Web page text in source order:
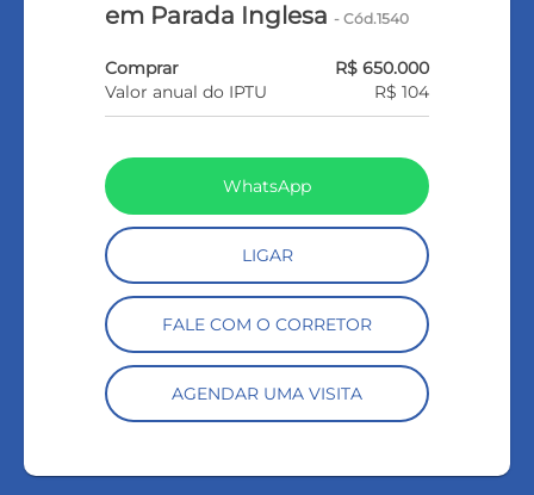
em Parada Inglesa - Cód.1540
Comprar
R$ 650.000
Valor anual do IPTU
R$ 104
WhatsApp
LIGAR
FALE COM O CORRETOR
AGENDAR UMA VISITA